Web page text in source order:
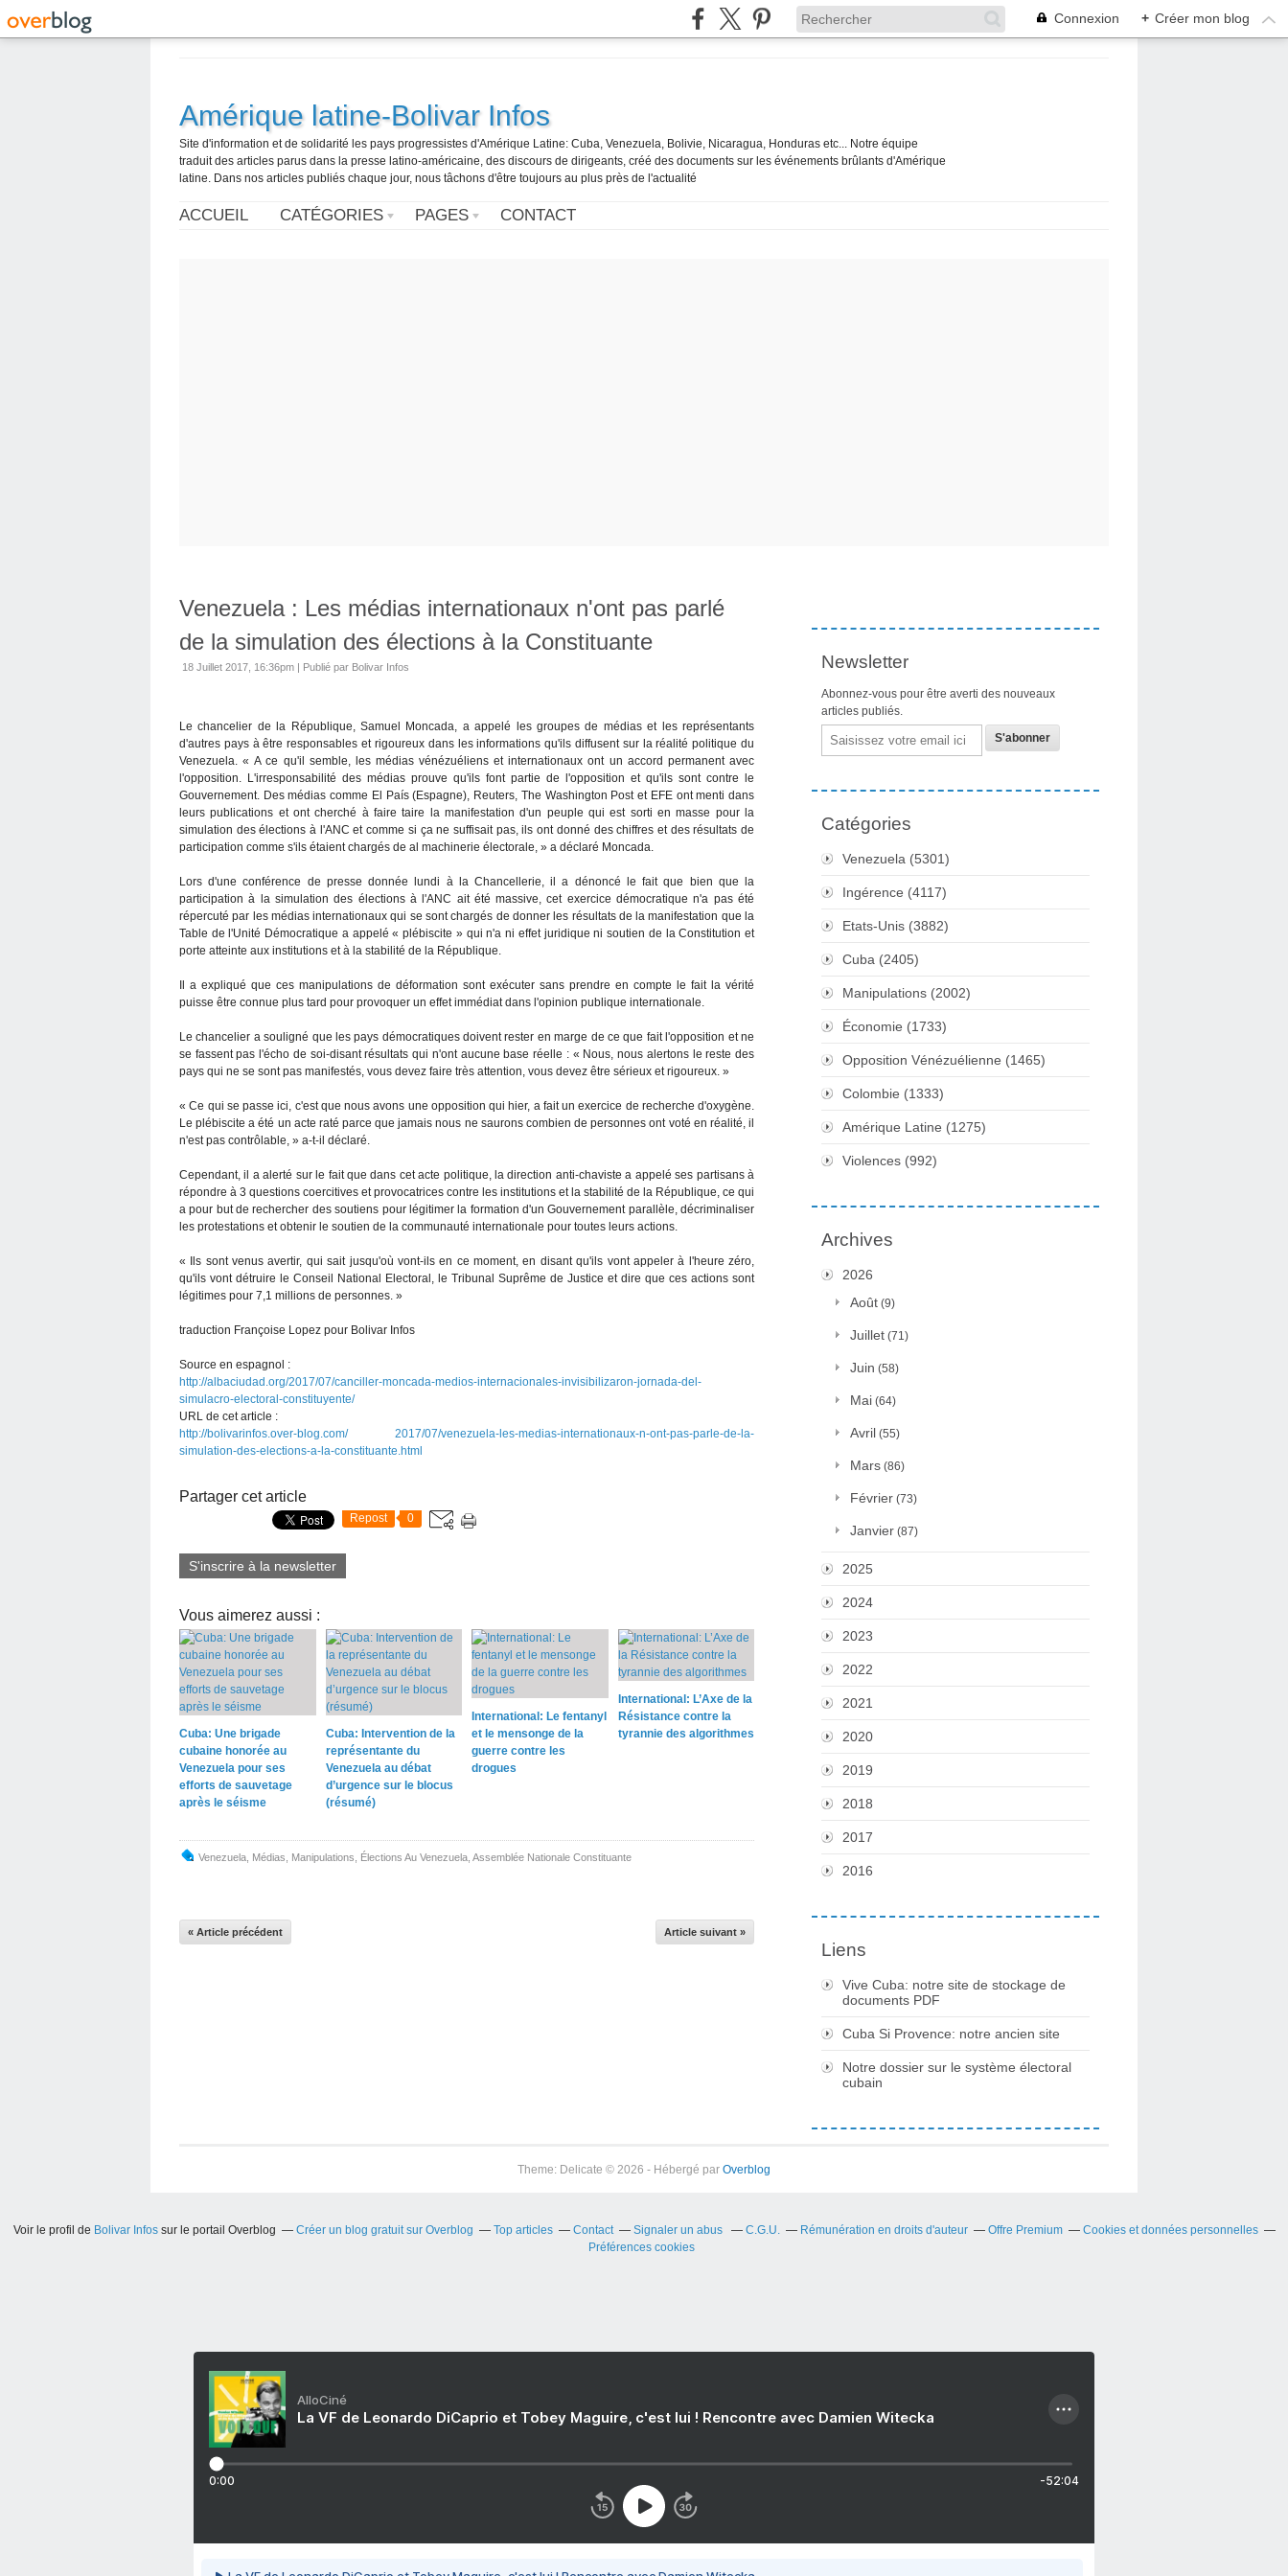
Connexion + Créer mon blog
Amérique latine-Bolivar Infos
Site d'information et de solidarité les pays progressistes d'Amérique Latine: Cuba, Venezuela, Bolivie, Nicaragua, Honduras etc... Notre équipe
traduit des articles parus dans la presse latino-américaine, des discours de dirigeants, créé des documents sur les événements brûlants d'Amérique
latine. Dans nos articles publiés chaque jour, nous tâchons d'être toujours au plus près de l'actualité
ACCUEIL CATÉGORIES PAGES CONTACT
Venezuela : Les médias internationaux n'ont pas parlé
de la simulation des élections à la Constituante
18 Juillet 2017, 16:36pm | Publié par Bolivar Infos
Le chancelier de la République, Samuel Moncada, a appelé les groupes de médias et les représentants
d'autres pays à être responsables et rigoureux dans les informations qu'ils diffusent sur la réalité politique du
Venezuela. « A ce qu'il semble, les médias vénézuéliens et internationaux ont un accord permanent avec
l'opposition. L'irresponsabilité des médias prouve qu'ils font partie de l'opposition et qu'ils sont contre le
Gouvernement. Des médias comme El País (Espagne), Reuters, The Washington Post et EFE ont menti dans
leurs publications et ont cherché à faire taire la manifestation d'un peuple qui est sorti en masse pour la
simulation des élections à l'ANC et comme si ça ne suffisait pas, ils ont donné des chiffres et des résultats de
participation comme s'ils étaient chargés de al machinerie électorale, » a déclaré Moncada.
Lors d'une conférence de presse donnée lundi à la Chancellerie, il a dénoncé le fait que bien que la
participation à la simulation des élections à l'ANC ait été massive, cet exercice démocratique n'a pas été
répercuté par les médias internationaux qui se sont chargés de donner les résultats de la manifestation que la
Table de l'Unité Démocratique a appelé « plébiscite » qui n'a ni effet juridique ni soutien de la Constitution et
porte atteinte aux institutions et à la stabilité de la République.
Il a expliqué que ces manipulations de déformation sont exécuter sans prendre en compte le fait la vérité
puisse être connue plus tard pour provoquer un effet immédiat dans l'opinion publique internationale.
Le chancelier a souligné que les pays démocratiques doivent rester en marge de ce que fait l'opposition et ne
se fassent pas l'écho de soi-disant résultats qui n'ont aucune base réelle : « Nous, nous alertons le reste des
pays qui ne se sont pas manifestés, vous devez faire très attention, vous devez être sérieux et rigoureux. »
« Ce qui se passe ici, c'est que nous avons une opposition qui hier, a fait un exercice de recherche d'oxygène.
Le plébiscite a été un acte raté parce que jamais nous ne saurons combien de personnes ont voté en réalité, il
n'est pas contrôlable, » a-t-il déclaré.
Cependant, il a alerté sur le fait que dans cet acte politique, la direction anti-chaviste a appelé ses partisans à
répondre à 3 questions coercitives et provocatrices contre les institutions et la stabilité de la République, ce qui
a pour but de rechercher des soutiens pour légitimer la formation d'un Gouvernement parallèle, décriminaliser
les protestations et obtenir le soutien de la communauté internationale pour toutes leurs actions.
« Ils sont venus avertir, qui sait jusqu'où vont-ils en ce moment, en disant qu'ils vont appeler à l'heure zéro,
qu'ils vont détruire le Conseil National Electoral, le Tribunal Suprême de Justice et dire que ces actions sont
légitimes pour 7,1 millions de personnes. »
traduction Françoise Lopez pour Bolivar Infos
Source en espagnol :
http://albaciudad.org/2017/07/canciller-moncada-medios-internacionales-invisibilizaron-jornada-del-
simulacro-electoral-constituyente/
URL de cet article :
http://bolivarinfos.over-blog.com/ 2017/07/venezuela-les-medias-internationaux-n-ont-pas-parle-de-la-
simulation-des-elections-a-la-constituante.html
Partager cet article
Repost 0
S'inscrire à la newsletter
Vous aimerez aussi :
Cuba: Une brigade
cubaine honorée au
Venezuela pour ses
efforts de sauvetage
après le séisme
Cuba: Intervention de la
représentante du
Venezuela au débat
d’urgence sur le blocus
(résumé)
International: Le fentanyl
et le mensonge de la
guerre contre les
drogues
International: L’Axe de la
Résistance contre la
tyrannie des algorithmes
Venezuela Médias Manipulations Élections Au Venezuela Assemblée Nationale Constituante
« Article précédent Article suivant »
Newsletter
Abonnez-vous pour être averti des nouveaux
articles publiés.
Email
Catégories
Venezuela (5301)
Ingérence (4117)
Etats-Unis (3882)
Cuba (2405)
Manipulations (2002)
Économie (1733)
Opposition Vénézuélienne (1465)
Colombie (1333)
Amérique Latine (1275)
Violences (992)
Archives
2026
Août (9)
Juillet (71)
Juin (58)
Mai (64)
Avril (55)
Mars (86)
Février (73)
Janvier (87)
2025
2024
2023
2022
2021
2020
2019
2018
2017
2016
Liens
Vive Cuba: notre site de stockage de
documents PDF
Cuba Si Provence: notre ancien site
Notre dossier sur le système électoral
cubain
Theme: Delicate © 2026 - Hébergé par Overblog
Voir le profil de Bolivar Infossur le portail Overblog Créer un blog gratuit sur Overblog Top articles Contact Signaler un abus C.G.U. Rémunération en droits d'auteur Offre Premium
Cookies et données personnelles
Préférences cookies
AlloCiné
La VF de Leonardo DiCaprio et Tobey Maguire, c'est lui ! Rencontre avec Damien Witecka
0:00 -52:04